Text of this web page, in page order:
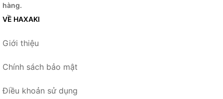
hàng.
VỀ HAXAKI
Giới thiệu
Chính sách bảo mật
Điều khoản sử dụng